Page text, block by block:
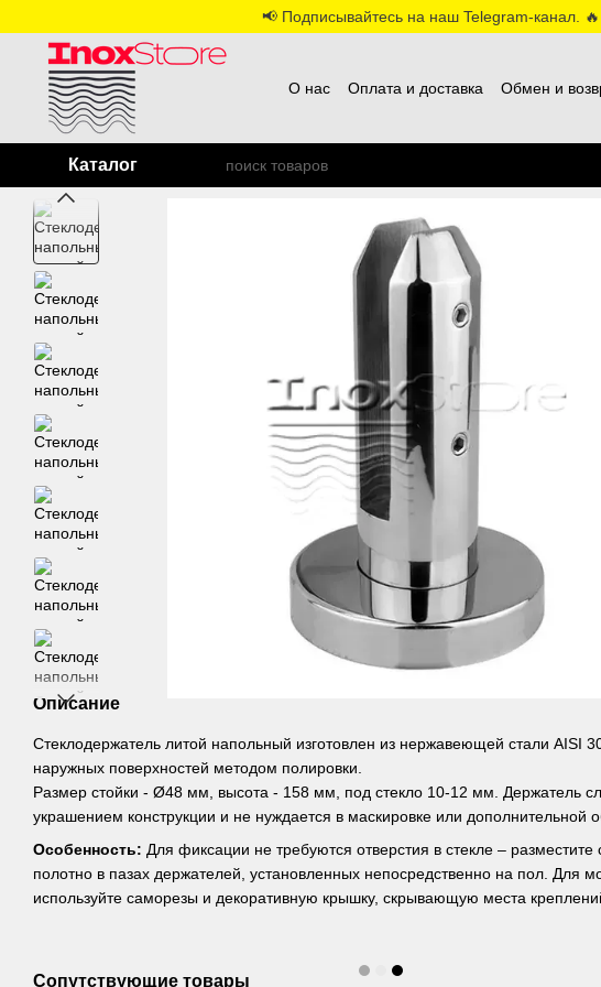
📢 Подписывайтесь на наш Telegram-канал. 🔥
О нас Оплата и доставка Обмен и
Каталог
Описание
Стеклодержатель литой напольный изготовлен из нержавеющей стали AISI
наружных поверхностей методом полировки.
Размер стойки - Ø48 мм, высота - 158 мм, под стекло 10-12 мм. Держатель
украшением конструкции и не нуждается в маскировке или дополнительной
Особенность: Для фиксации не требуются отверстия в стекле – разместите
полотно в пазах держателей, установленных непосредственно на пол. Для
используйте саморезы и декоративную крышку, скрывающую места
Сопутствующие товары